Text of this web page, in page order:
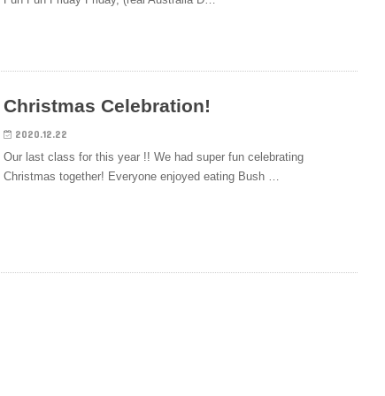
Christmas Celebration!
2020.12.22
Our last class for this year !! We had super fun celebrating
Christmas together! Everyone enjoyed eating Bush …